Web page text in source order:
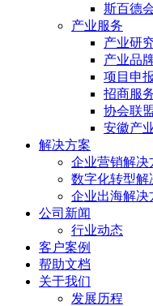
斯百德
产业服务
产业研
产业品
项目申
招商服
协会联
安徽产
解决方案
企业营销解决
数字化转型解
企业出海解决
公司新闻
行业动态
客户案例
帮助文档
关于我们
发展历程